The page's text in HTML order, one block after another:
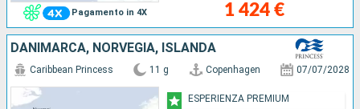
Pagamento in 4X 1 424 €
DANIMARCA, NORVEGIA, ISLANDA
Caribbean Princess 11 g Copenhagen 07/07/2028
ESPERIENZA PREMIUM